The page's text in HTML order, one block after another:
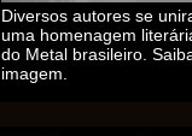
Diversos autores se
uma homenagem
do Metal brasileiro.
imagem.